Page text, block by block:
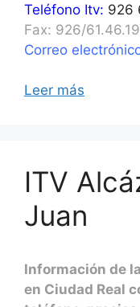
Teléfono Itv: 926
Fax: 926/61.46.19
Correo
Leer más
ITV
Juan
Información de
en Ciudad Real